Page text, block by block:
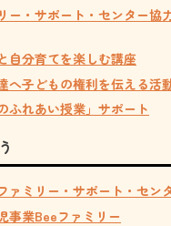
ー・サポート・センター協
自分育てを楽しむ講座
へ子どもの権利を伝える活
ふれあい授業」サポート
ァミリー・サポート・セン
事業Beeファミリー